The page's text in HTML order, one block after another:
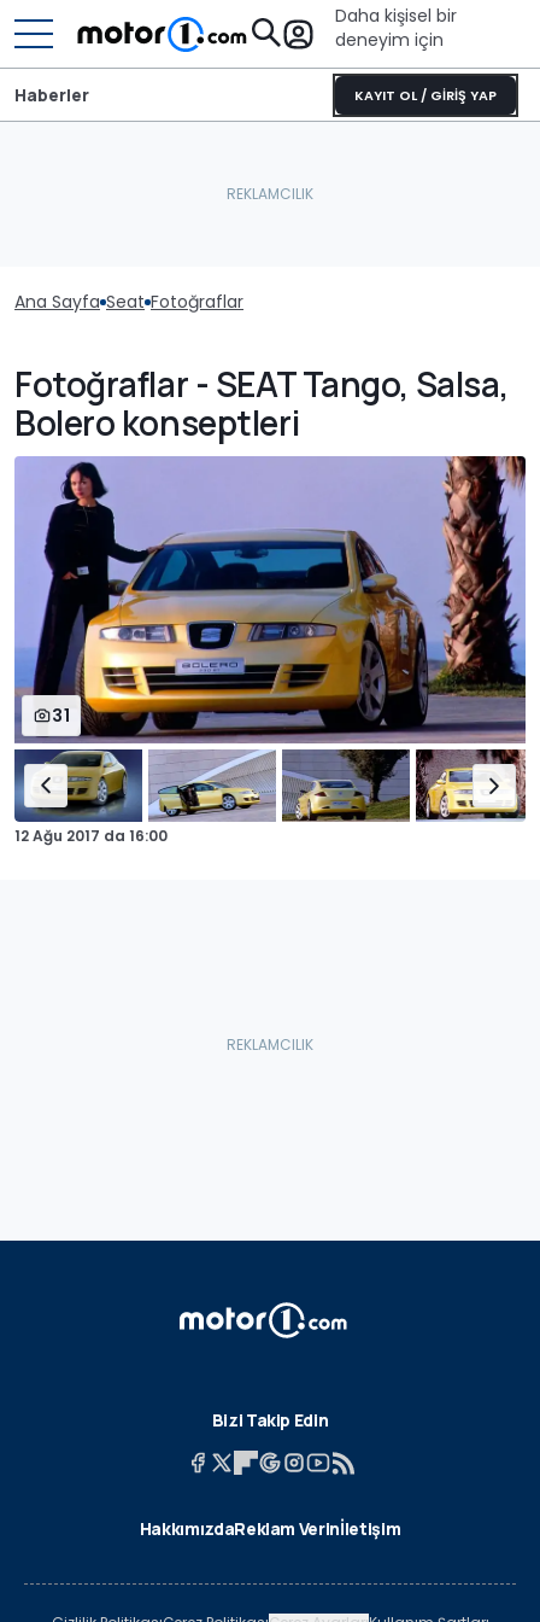
Daha kişisel bir
deneyim için
KAYIT OL / GİRİŞ YAP
Haberler
Ana Sayfa Seat Fotoğraflar
Fotoğraflar - SEAT Tango, Salsa,
Bolero konseptleri
31
12 Ağu 2017 da 16:00
Bizi Takip Edin
HakkımızdaReklam Verinİletişim